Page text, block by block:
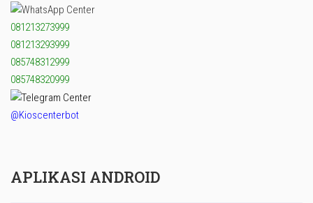
081213273999
081213293999
085748312999
085748320999
@Kioscenterbot
APLIKASI ANDROID